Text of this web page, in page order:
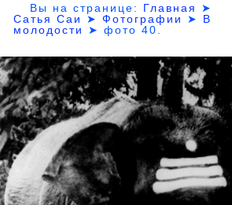
Вы на странице: Главная
➤
Сатья Саи
➤Фотографии ➤ В
молодости
➤фото 40.